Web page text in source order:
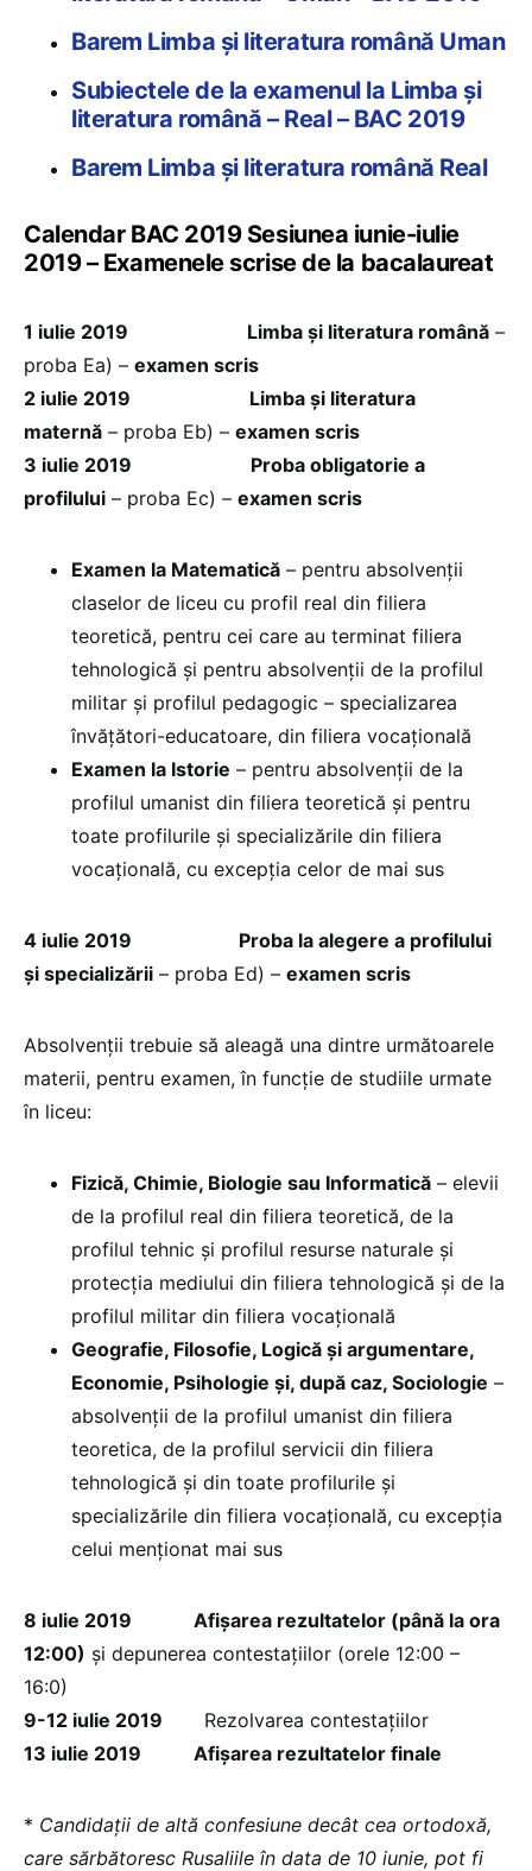
Barem Limba și literatura română Uman
Subiectele de la examenul la Limba și
literatura română – Real – BAC 2019
Barem Limba și literatura română Real
Calendar BAC 2019 Sesiunea iunie-iulie
2019 – Examenele scrise de la bacalaureat
1 iulie 2019 Limba și literatura română –
proba Ea) – examen scris
2 iulie 2019
Limba și literatura
maternă – proba Eb) – examen scris
3 iulie 2019
Proba obligatorie a
profilului – proba Ec) – examen scris
Examen la Matematică – pentru absolvenții
claselor de liceu cu profil real din filiera
teoretică, pentru cei care au terminat filiera
tehnologică și pentru absolvenții de la profilul
militar și profilul pedagogic – specializarea
învățători-educatoare, din filiera vocațională
Examen la Istorie – pentru absolvenții de la
profilul umanist din filiera teoretică și pentru
toate profilurile și specializările din filiera
vocațională, cu excepția celor de mai sus
4 iulie 2019
Proba la alegere a profilului
și specializării – proba Ed) – examen scris
Absolvenții trebuie să aleagă una dintre următoarele
materii, pentru examen, în funcție de studiile urmate
în liceu:
Fizică, Chimie, Biologie sau Informatică – elevii
de la profilul real din filiera teoretică, de la
profilul tehnic și profilul resurse naturale și
protecția mediului din filiera tehnologică și de la
profilul militar din filiera vocațională
Geografie, Filosofie, Logică și argumentare,
Economie, Psihologie și, după caz, Sociologie –
absolvenții de la profilul umanist din filiera
teoretica, de la profilul servicii din filiera
tehnologică și din toate profilurile și
specializările din filiera vocațională, cu excepția
celui menționat mai sus
8 iulie 2019 Afișarea rezultatelor (până la ora
12:00) și depunerea contestațiilor (orele 12:00 –
16:0)
9-12 iulie 2019 Rezolvarea contestațiilor
13 iulie 2019 Afișarea rezultatelor finale
* Candidaţii de altă confesiune decât cea ortodoxă,
care sărbătoresc Rusaliile în data de 10 iunie, pot fi